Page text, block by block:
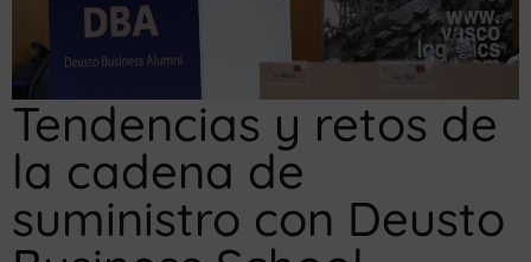
Tendencias y retos de
la cadena de
suministro con Deusto